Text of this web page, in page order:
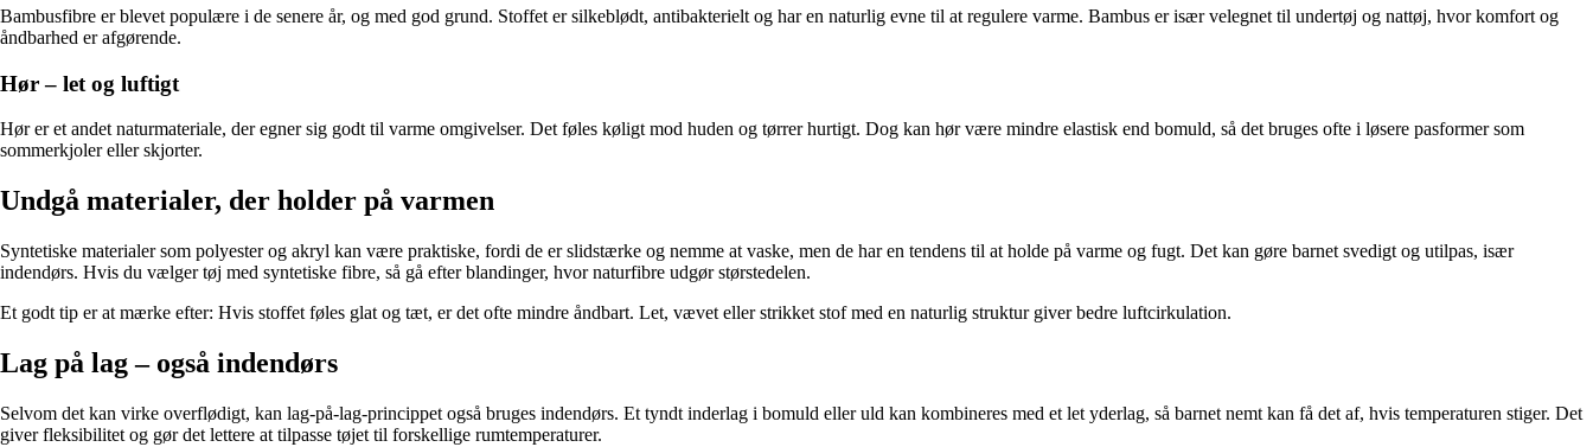
Bambusfibre er blevet populære i de senere år, og med god grund. Stoffet er silkeblødt, antibakterielt og har en naturlig evne til at regulere varme. Bambus er især velegnet til undertøj og nattøj, hvor komfort og
åndbarhed er afgørende.
Hør – let og luftigt
Hør er et andet naturmateriale, der egner sig godt til varme omgivelser. Det føles køligt mod huden og tørrer hurtigt. Dog kan hør være mindre elastisk end bomuld, så det bruges ofte i løsere pasformer som
sommerkjoler eller skjorter.
Undgå materialer, der holder på varmen
Syntetiske materialer som polyester og akryl kan være praktiske, fordi de er slidstærke og nemme at vaske, men de har en tendens til at holde på varme og fugt. Det kan gøre barnet svedigt og utilpas, især
indendørs. Hvis du vælger tøj med syntetiske fibre, så gå efter blandinger, hvor naturfibre udgør størstedelen.
Et godt tip er at mærke efter: Hvis stoffet føles glat og tæt, er det ofte mindre åndbart. Let, vævet eller strikket stof med en naturlig struktur giver bedre luftcirkulation.
Lag på lag – også indendørs
Selvom det kan virke overflødigt, kan lag-på-lag-princippet også bruges indendørs. Et tyndt inderlag i bomuld eller uld kan kombineres med et let yderlag, så barnet nemt kan få det af, hvis temperaturen stiger. Det
giver fleksibilitet og gør det lettere at tilpasse tøjet til forskellige rumtemperaturer.